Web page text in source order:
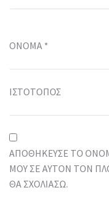
ΌΝΟΜΑ *
ΙΣΤΌΤΟΠΟΣ
ΑΠΟΘΉΚΕΥΣΕ ΤΟ
ΜΟΥ ΣΕ ΑΥΤΌΝ ΤΟΝ
ΘΑ ΣΧΟΛΙΆΣΩ.